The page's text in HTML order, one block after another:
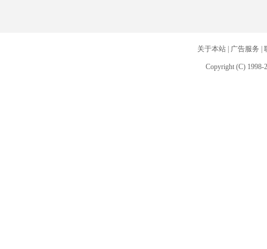
关于本站| 广告服务
Copyright (C) 1998-